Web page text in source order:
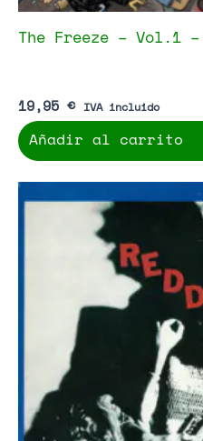
The Freeze – Vol.1
19,95 € IVA incluido
Añadir al carrito